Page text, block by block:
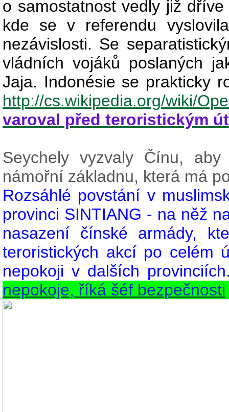
o samostatnost vedly již
kde se v referendu
nezávislosti. Se
vládních vojáků poslaných
Jaja. Indonésie se prakticky
http://cs.wikipedia.org/wiki/
varoval před teroristickým
Seychely vyzvaly Čínu,
námořní základnu, která má
Rozsáhlé povstání v
provinci SINTIANG - na něž
nasazení čínské armády,
teroristických akcí po celém
nepokoji v dalších
nepokoje, říká šéf bezpečnosti